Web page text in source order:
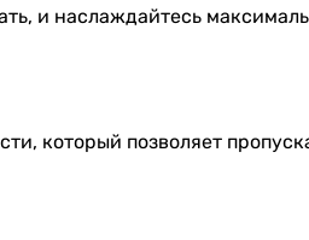
и наслаждайтесь
который позволяет